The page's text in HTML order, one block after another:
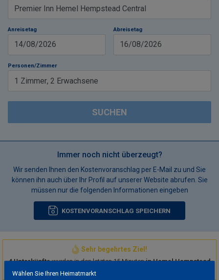
Anreisetag
14/08/2026
Abreisetag
16/08/2026
Personen/Zimmer
1 Zimmer, 2 Erwachsene
SUCHEN
Immer noch nicht überzeugt?
Wir senden Ihnen den Kostenvoranschlag per E-Mail zu und Sie
können ihn auch über Ihr Profil auf unserer Website abrufen. Sie
müssen nur die folgenden Informationen eingeben
KOSTENVORANSCHLAG SPEICHERN
Sehr begehrtes Ziel!
4 Unterkünftewurden in den letzten 15 Minutenin Hemel Hempstead
Wählen Sie Ihren Heimatmarkt